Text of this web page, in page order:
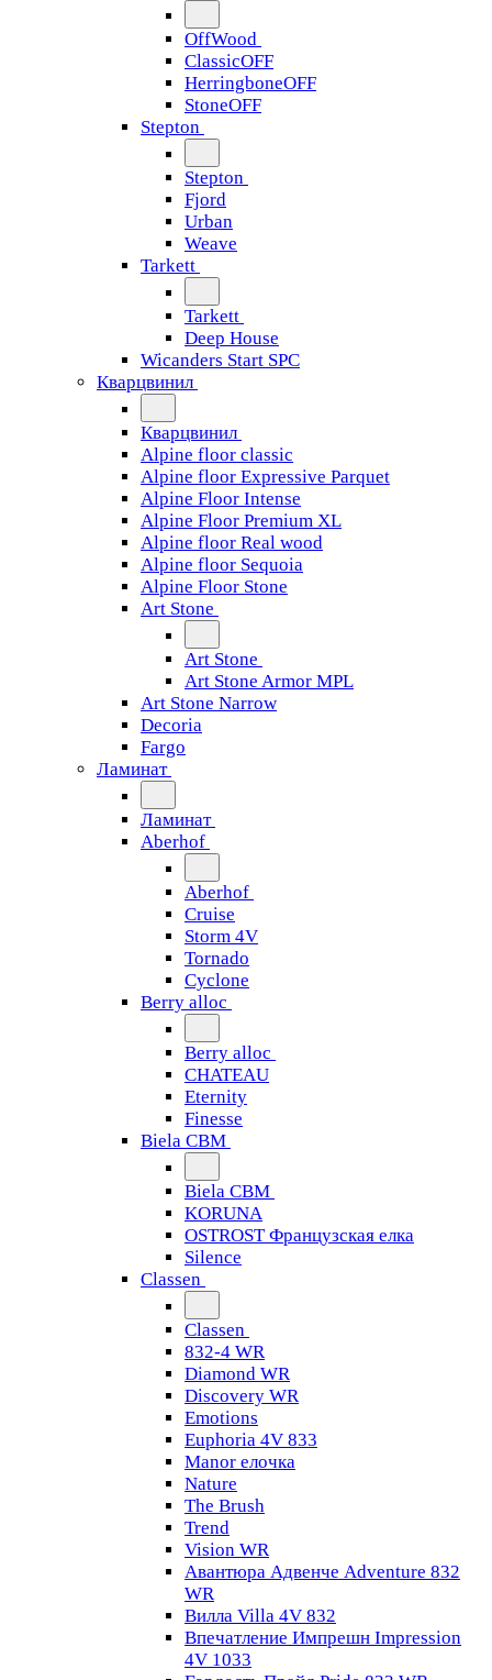
OffWood
ClassicOFF
HerringboneOFF
StoneOFF
Stepton
Stepton
Fjord
Urban
Weave
Tarkett
Tarkett
Deep House
Wicanders Start SPC
Кварцвинил
Кварцвинил
Alpine floor classic
Alpine floor Expressive Parquet
Alpine Floor Intense
Alpine Floor Premium XL
Alpine floor Real wood
Alpine floor Sequoia
Alpine Floor Stone
Art Stone
Art Stone
Art Stone Armor MPL
Art Stone Narrow
Decoria
Fargo
Ламинат
Ламинат
Aberhof
Aberhof
Cruise
Storm 4V
Tornado
Сyclone
Berry alloc
Berry alloc
CHATEAU
Eternity
Finesse
Biela CBM
Biela CBM
KORUNA
OSTROST Французская елка
Silence
Classen
Classen
832-4 WR
Diamond WR
Discovery WR
Emotions
Euphoria 4V 833
Manor елочка
Nature
The Brush
Trend
Vision WR
Авантюра Адвенче Adventure 832
WR
Вилла Villa 4V 832
Впечатление Импрешн Impression
4V 1033